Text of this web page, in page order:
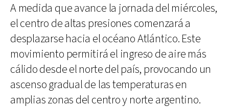
A medida que avance la jornada del miércoles,
el centro de altas presiones comenzará a
desplazarse hacia el océano Atlántico. Este
movimiento permitirá el ingreso de aire más
cálido desde el norte del país, provocando un
ascenso gradual de las temperaturas en
amplias zonas del centro y norte argentino.